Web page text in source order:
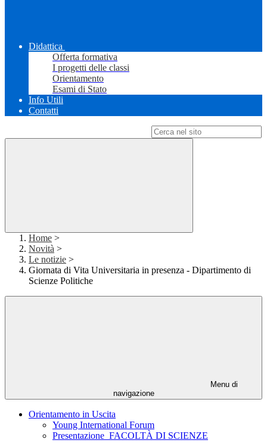
Didattica
Offerta formativa
I progetti delle classi
Orientamento
Esami di Stato
Info Utili
Contatti
Home >
Novità >
Le notizie >
Giornata di Vita Universitaria in presenza - Dipartimento di
Scienze Politiche
Menu di
navigazione
Orientamento in Uscita
Young International Forum
Presentazione_FACOLTÀ DI SCIENZE